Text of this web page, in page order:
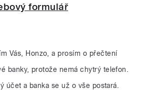
formulář
Vás, Honzo, a prosím o přečtení
banky, protože nemá chytrý telefon.
účet a banka se už o vše postará.